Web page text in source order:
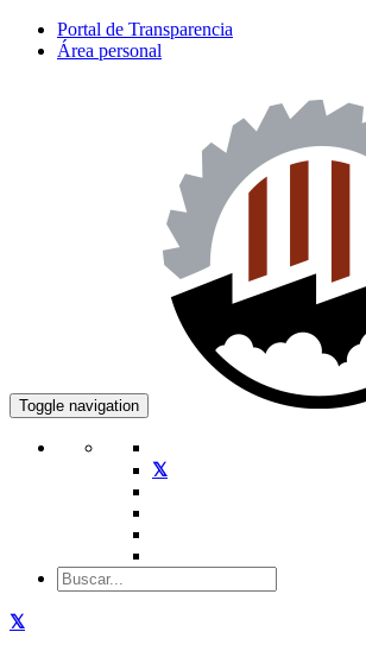
Portal de Transparencia
Área personal
Toggle navigation